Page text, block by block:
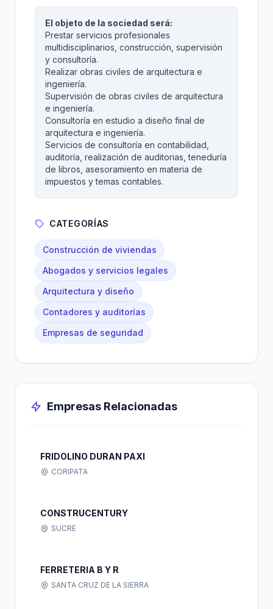
El objeto de la sociedad será:
Prestar servicios profesionales
multidisciplinarios, construcción, supervisión
y consultoría.
Realizar obras civiles de arquitectura e
ingeniería.
Supervisión de obras civiles de arquitectura
e ingeniería.
Consultoría en estudio a diseño final de
arquitectura e ingeniería.
Servicios de consultoría en contabilidad,
auditoría, realización de auditorias, teneduría
de libros, asesoramiento en materia de
impuestos y temas contables.
CATEGORÍAS
Construcción de viviendas
Abogados y servicios legales
Arquitectura y diseño
Contadores y auditorías
Empresas de seguridad
Empresas Relacionadas
FRIDOLINO DURAN PAXI
CORIPATA
CONSTRUCENTURY
SUCRE
FERRETERIA B Y R
SANTA CRUZ DE LA SIERRA